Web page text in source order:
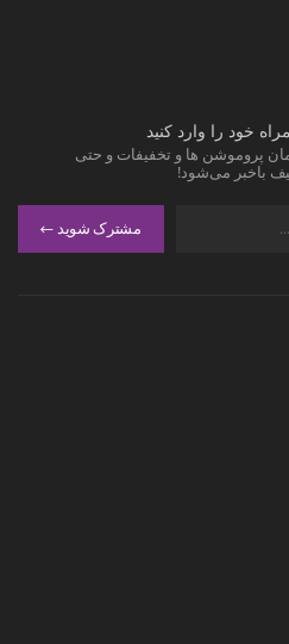
خود را وارد کنید
پروموشن ها و تخفیفات و حتی
باخبر می‌شود!
مشترک شوید